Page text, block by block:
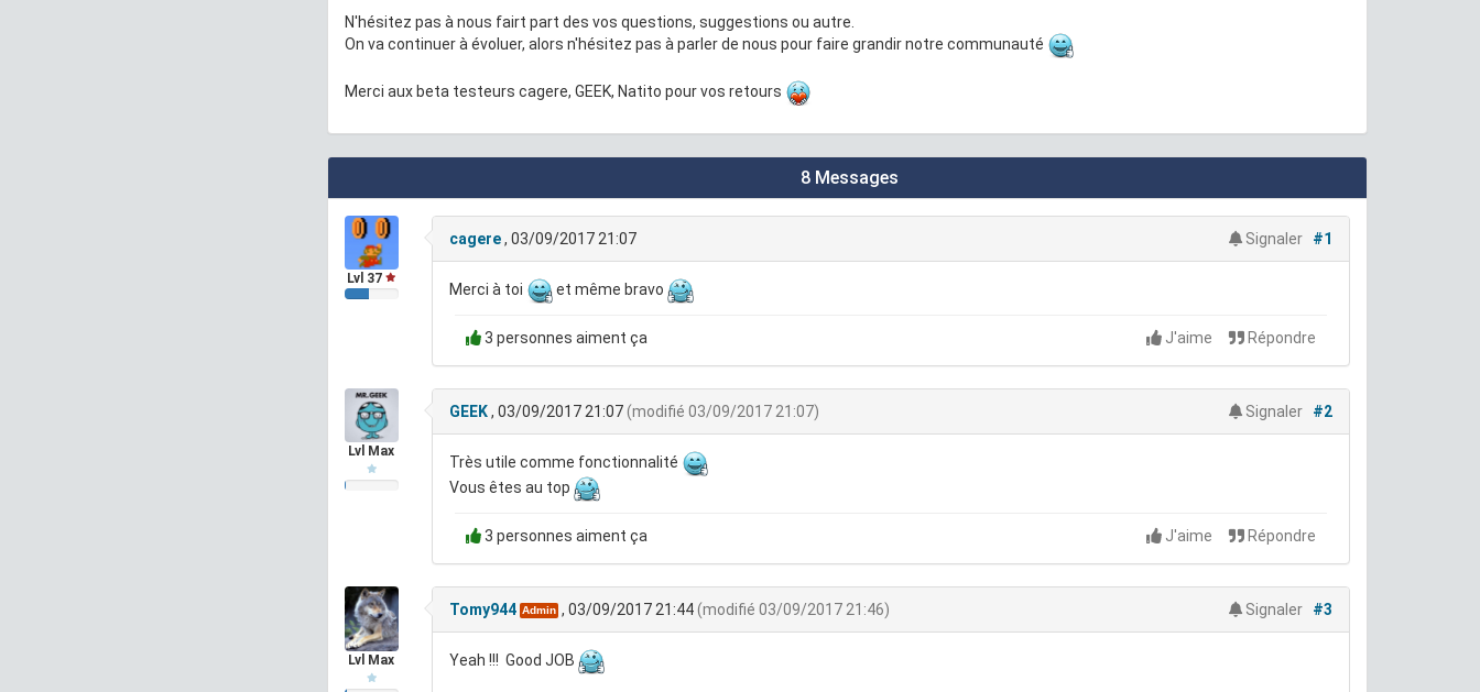
N'hésitez pas à nous fairt part des vos questions, suggestions ou autre.
On va continuer à évoluer, alors n'hésitez pas à parler de nous pour faire grandir notre communauté
Merci aux beta testeurs cagere, GEEK, Natito pour vos retours
8 Messages
Lvl 37
cagere, 03/09/2017 21:07 Signaler #1
Merci à toi et même bravo
3 personnes aiment ça J'aime Répondre
Lvl Max
GEEK, 03/09/2017 21:07 (modifié 03/09/2017 21:07) Signaler #2
Très utile comme fonctionnalité
Vous êtes au top
3 personnes aiment ça J'aime Répondre
Lvl Max
Tomy944 Admin, 03/09/2017 21:44 (modifié 03/09/2017 21:46) Signaler #3
Yeah !!! Good JOB